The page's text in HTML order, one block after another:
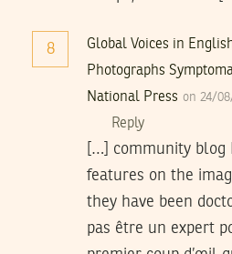
8
Global Voices in
Photographs
National Press on 24/
Reply
[…] community blog
features on the
they have been
pas être un expert